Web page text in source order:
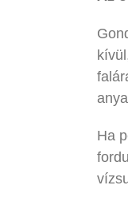
Ha